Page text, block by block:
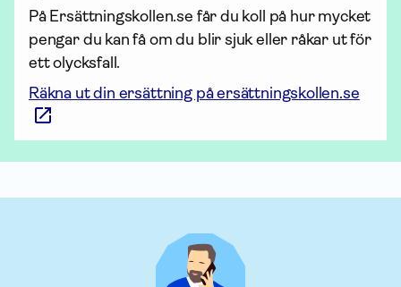
På Ersättningskollen.se får du koll på hur mycket
pengar du kan få om du blir sjuk eller råkar ut för
ett olycksfall.
Räkna ut din ersättning på ersättningskollen.se